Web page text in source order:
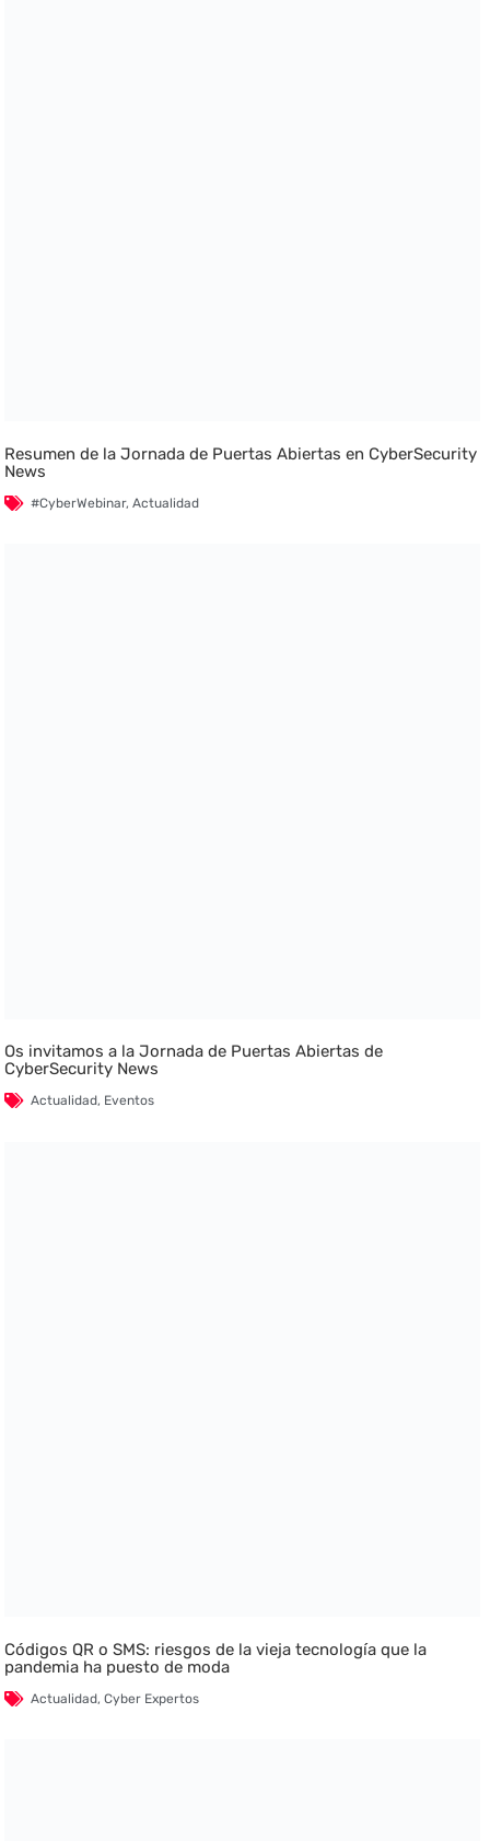
Resumen de la Jornada de Puertas Abiertas en CyberSecurity
News
#CyberWebinar,Actualidad
Os invitamos a la Jornada de Puertas Abiertas de
CyberSecurity News
Actualidad, Eventos
Códigos QR o SMS: riesgos de la vieja tecnología que la
pandemia ha puesto de moda
Actualidad,Cyber Expertos